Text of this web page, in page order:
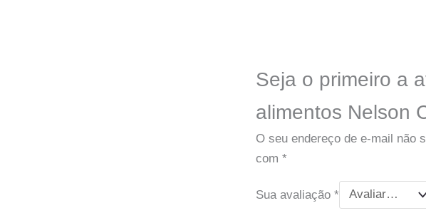
Seja o primeiro a
alimentos Nelson
O seu endereço de e-mail não
com *
Sua avaliação *